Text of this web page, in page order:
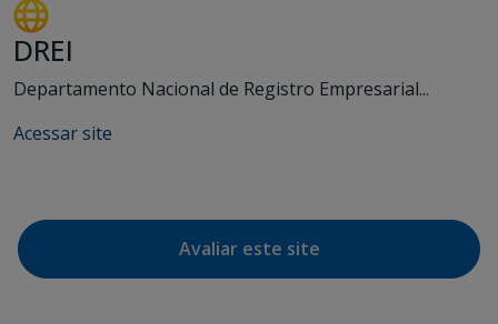
DREI
Departamento Nacional de Registro Empresarial...
Acessar site
Avaliar este site